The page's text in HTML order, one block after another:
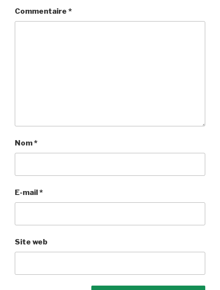
Commentaire *
Nom*
E-mail*
Site web